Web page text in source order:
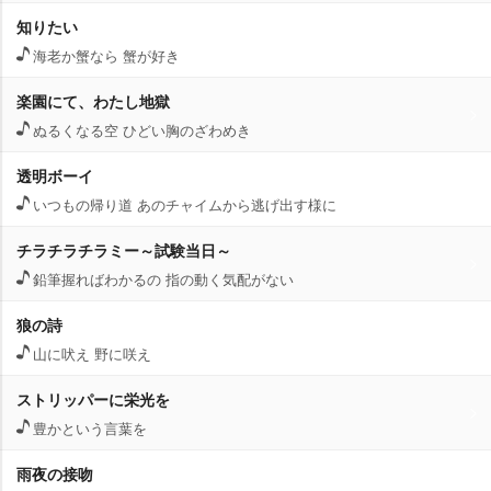
知りたい
海老か蟹なら 蟹が好き
楽園にて、わたし地獄
ぬるくなる空 ひどい胸のざわめき
透明ボーイ
いつもの帰り道 あのチャイムから逃げ出す様に
チラチラチラミー～試験当日～
鉛筆握ればわかるの 指の動く気配がない
狼の詩
山に吠え 野に咲え
ストリッパーに栄光を
豊かという言葉を
雨夜の接吻